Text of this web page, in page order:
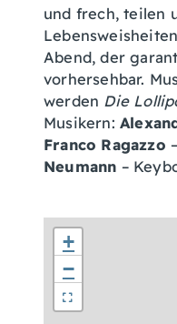
und frech, teilen
Abend, der
vorhersehbar.
werden Die
Musikern:
Franco Ragazzo
Neumann –
+
−